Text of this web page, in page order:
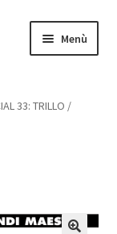
Menù
33: TRILLO /